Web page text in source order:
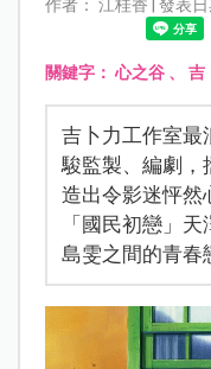
作者： 江桂香 | 發表
關鍵字： 心之谷、 吉
吉卜力工作室最
駿監製、編劇，
造出令影迷怦然
「國民初戀」
島雯之間的青春